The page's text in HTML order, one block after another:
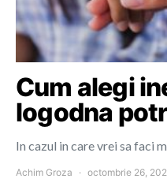
Cum alegi
logodna
In cazul in care vrei sa faci
Achim Groza octombrie 26,